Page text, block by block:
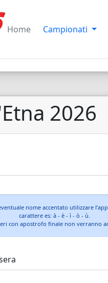
Home Campionati
2026
nome accentato utilizzare
carattere es: à - è - ì - ò - ù.
con apostrofo finale non verranno